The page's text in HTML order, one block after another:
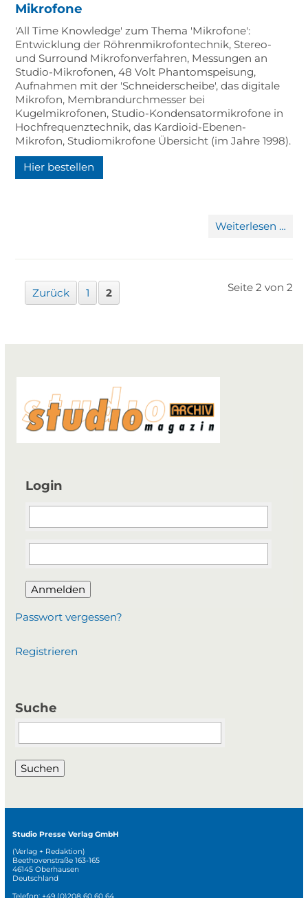
Mikrofone
'All Time Knowledge' zum Thema 'Mikrofone':
Entwicklung der Röhrenmikrofontechnik, Stereo-
und Surround Mikrofonverfahren, Messungen an
Studio-Mikrofonen, 48 Volt Phantomspeisung,
Aufnahmen mit der 'Schneiderscheibe', das digitale
Mikrofon, Membrandurchmesser bei
Kugelmikrofonen, Studio-Kondensatormikrofone in
Hochfrequenztechnik, das Kardioid-Ebenen-
Mikrofon, Studiomikrofone Übersicht (im Jahre 1998).
Hier bestellen
Weiterlesen …
Seite 2 von 2
Zurück 1 2
Login
Anmelden
Passwort vergessen?
Registrieren
Suche
Suchbegriffe
Suchen
Studio Presse Verlag GmbH
(Verlag + Redaktion)
Beethovenstraße 163-165
46145 Oberhausen
Deutschland